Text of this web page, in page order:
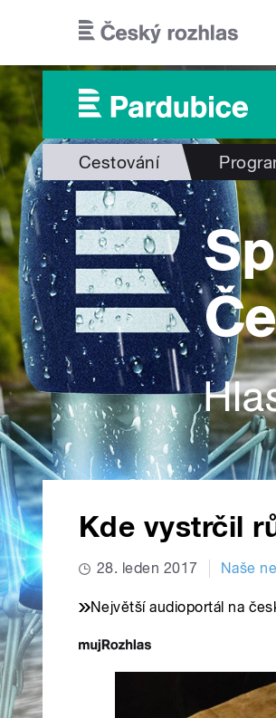
Cestování
Kde vystrčil
28. leden 2017 Naše
Největší audioportál na